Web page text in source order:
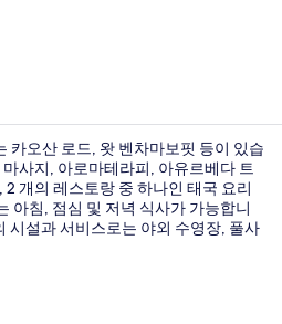
카오산 로드, 왓 벤차마보핏 등이 있습
사지, 아로마테라피, 아유르베다 트
개의 레스토랑 중 하나인 태국 요리
아침, 점심 및 저녁 식사가 가능합니
시설과 서비스로는 야외 수영장, 풀사
인 숙박 시설 상태에 대단히 만족하셨